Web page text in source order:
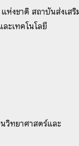
ห่งชาติ สถาบันส่งเสริ
ะเทคโนโลยี
วิทยาศาสตร์และ